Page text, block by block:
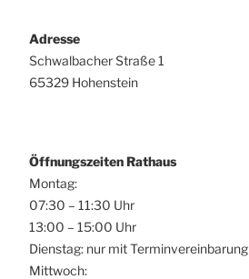
Adresse
Schwalbacher Straße 1
65329 Hohenstein
Öffnungszeiten Rathaus
Montag:
07:30 – 11:30 Uhr
13:00 – 15:00 Uhr
Dienstag: nur mit Terminvereinbarung
Mittwoch: